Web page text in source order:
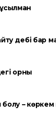
әдебі бар
орны
– көркем